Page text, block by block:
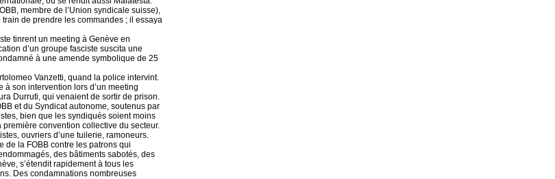
membre de l’Union syndicale suisse),
de prendre les commandes ; il essaya
tinrent un meeting à Genève en
d’un groupe fasciste suscita une
à une amende symbolique de 25
Vanzetti, quand la police intervint.
à son intervention lors d’un meeting
Durruti, qui venaient de sortir de prison.
et du Syndicat autonome, soutenus par
bien que les syndiqués soient moins
convention collective du secteur.
ouvriers d’une tuilerie, ramoneurs.
de la FOBB contre les patrons qui
des bâtiments sabotés, des
s’étendit rapidement à tous les
Des condamnations nombreuses